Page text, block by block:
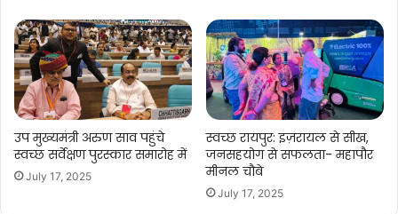
उप मुख्यमंत्री अरुण साव पहुंचे
स्वच्छ सर्वेक्षण पुरस्कार समारोह में
July 17, 2025
स्वच्छ रायपुर: इज़रायल से सीख,
जनसहयोग से सफलता- महापौर
मीनल चौबे
July 17, 2025